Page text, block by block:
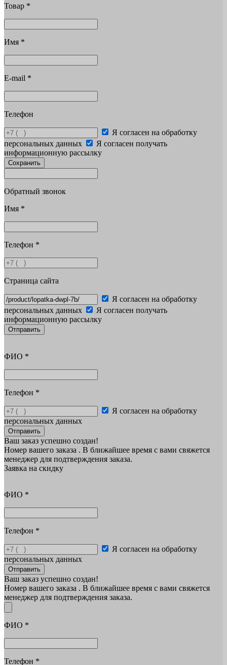
Товар *
Имя *
E-mail *
Телефон
Я согласен на обработку
персональных данных
Я согласен получать
информационную рассылку
Сохранить
Обратный звонок
Имя *
Телефон *
Страница сайта
Я согласен на обработку
персональных данных
Я согласен получать
информационную рассылку
Отправить
ФИО *
Телефон *
Я согласен на обработку
персональных данных
Отправить
Ваш заказ успешно создан!
Номер вашего заказа . В ближайшее время с вами свяжется
менеджер для подтверждения заказа.
Заявка на скидку
ФИО *
Телефон *
Я согласен на обработку
персональных данных
Отправить
Ваш заказ успешно создан!
Номер вашего заказа . В ближайшее время с вами свяжется
менеджер для подтверждения заказа.
ФИО *
Телефон *